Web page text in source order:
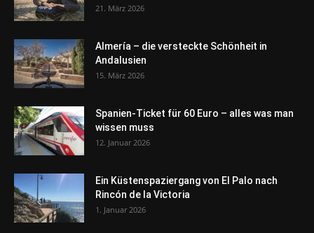
21. März 2026
Almería – die versteckte Schönheit in
Andalusien
15. März 2026
Spanien-Ticket für 60 Euro – alles was man
wissen muss
12. Januar 2026
Ein Küstenspaziergang von El Palo nach
Rincón de la Victoria
1. Januar 2026